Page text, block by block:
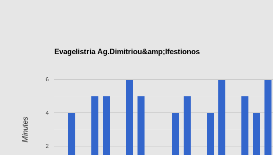
Evagelistria Ag.Dimitriou&amp;Ifestionos
2
4
6
Minutes